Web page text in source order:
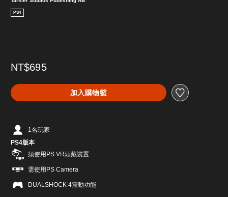
PS4
NT$695
加入購物籃
1名玩家
PS4版本
須使用PS VR頭戴裝置
需使用PS Camera
DUALSHOCK 4震動功能